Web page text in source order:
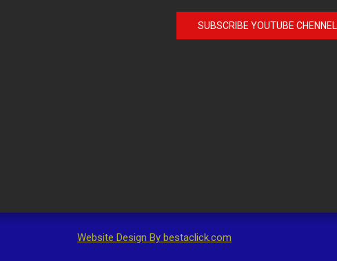
SUBSCRIBE YOUTUBE CHENNEL
Website Design By bestaclick.com